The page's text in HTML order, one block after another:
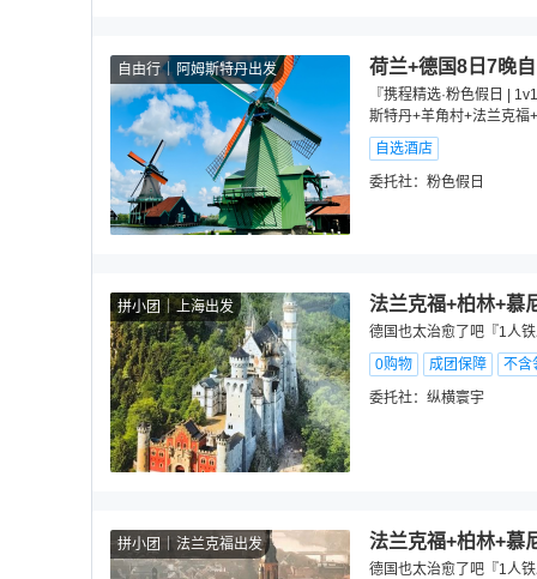
自由行 阿姆斯特丹出发 荷兰+德国8日7晚
『携程精选·粉色假日 |
斯特丹+羊角村+法兰克福
自选酒店
委托社： 粉色假日
拼小团 上海出发 法兰克福+柏林+慕
德国也太治愈了吧『1人
0购物
成团保障
不含
委托社： 纵横寰宇
拼小团 法兰克福出发 法兰克福+柏林+慕
德国也太治愈了吧『1人